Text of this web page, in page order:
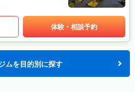
体験・相談予約
ムを目的別に探す